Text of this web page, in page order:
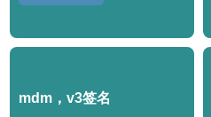
mdm，v3签名